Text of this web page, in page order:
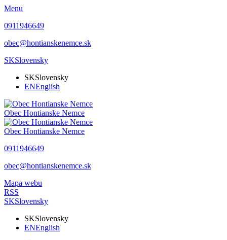
Menu
0911946649
obec@hontianskenemce.sk
SKSlovensky
SKSlovensky
ENEnglish
Obec Hontianske Nemce
Obec Hontianske Nemce
0911946649
obec@hontianskenemce.sk
Mapa webu
RSS
SKSlovensky
SKSlovensky
ENEnglish